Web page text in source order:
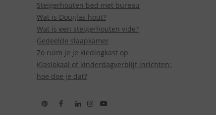
Steigerhouten bed met bureau
Wat is Douglas hout?
Wat is een steigerhouten vide?
Gedeelde slaapkamer
Zo ruim je je kledingkast op
Klaslokaal of kinderdagverblijf inrichten:
hoe doe je dat?